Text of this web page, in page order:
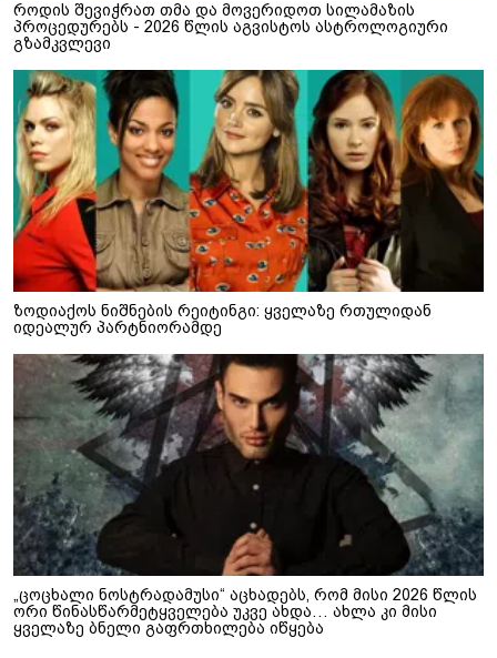
როდის შევიჭრათ თმა და მოვერიდოთ სილამაზის
პროცედურებს - 2026 წლის აგვისტოს ასტროლოგიური
გზამკვლევი
ზოდიაქოს ნიშნების რეიტინგი: ყველაზე რთულიდან
იდეალურ პარტნიორამდე
„ცოცხალი ნოსტრადამუსი“ აცხადებს, რომ მისი 2026 წლის
ორი წინასწარმეტყველება უკვე ახდა… ახლა კი მისი
ყველაზე ბნელი გაფრთხილება იწყება